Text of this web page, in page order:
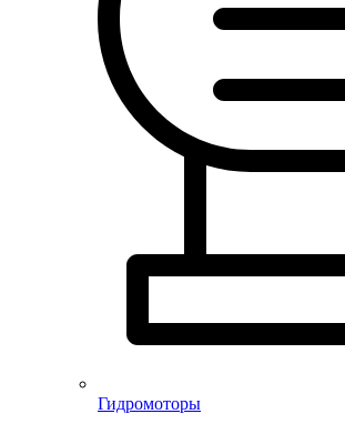
Гидромоторы